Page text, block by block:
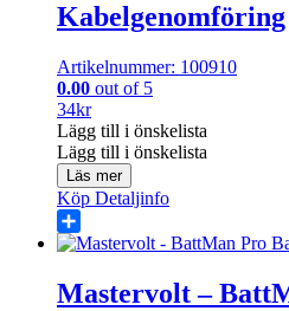
Kabelgenomföring
Artikelnummer: 100910
0.00 out of 5
34kr
Lägg till i önskelista
Lägg till i önskelista
Läs mer
Köp Detaljinfo
Share
Mastervolt –